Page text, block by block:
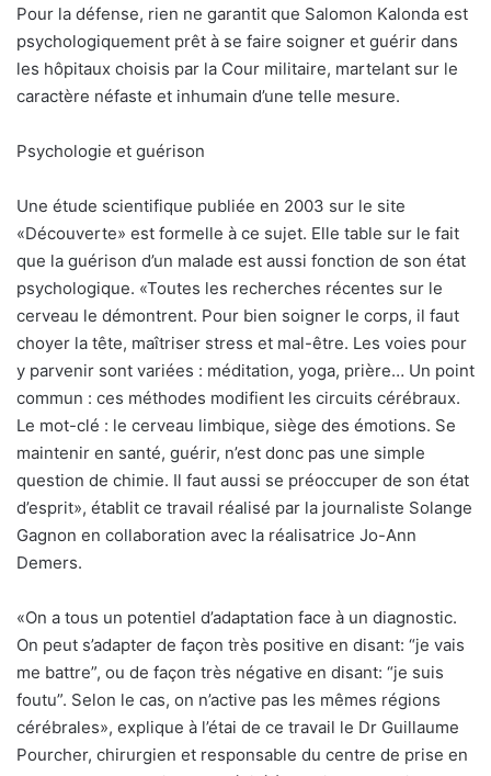
Pour la défense, rien ne garantit que Salomon Kalonda est
psychologiquement prêt à se faire soigner et guérir dans
les hôpitaux choisis par la Cour militaire, martelant sur le
caractère néfaste et inhumain d’une telle mesure.
Psychologie et guérison
Une étude scientifique publiée en 2003 sur le site
«Découverte» est formelle à ce sujet. Elle table sur le fait
que la guérison d’un malade est aussi fonction de son état
psychologique. «Toutes les recherches récentes sur le
cerveau le démontrent. Pour bien soigner le corps, il faut
choyer la tête, maîtriser stress et mal-être. Les voies pour
y parvenir sont variées : méditation, yoga, prière… Un point
commun : ces méthodes modifient les circuits cérébraux.
Le mot-clé : le cerveau limbique, siège des émotions. Se
maintenir en santé, guérir, n’est donc pas une simple
question de chimie. Il faut aussi se préoccuper de son état
d’esprit», établit ce travail réalisé par la journaliste Solange
Gagnon en collaboration avec la réalisatrice Jo-Ann
Demers.
«On a tous un potentiel d’adaptation face à un diagnostic.
On peut s’adapter de façon très positive en disant: “je vais
me battre”, ou de façon très négative en disant: “je suis
foutu”. Selon le cas, on n’active pas les mêmes régions
cérébrales», explique à l’étai de ce travail le Dr Guillaume
Pourcher, chirurgien et responsable du centre de prise en